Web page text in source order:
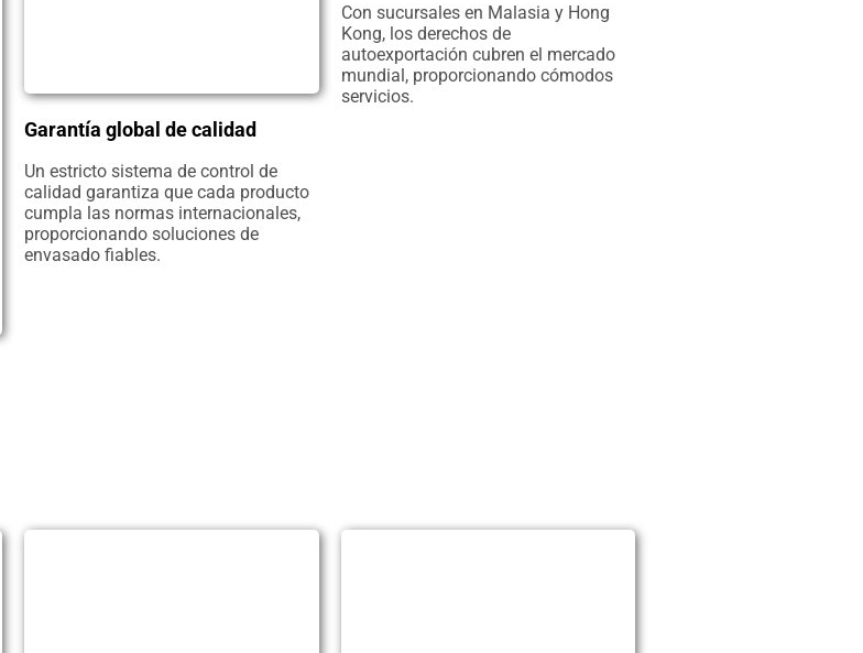
Garantía global de calidad
Un estricto sistema de control de
calidad garantiza que cada producto
cumpla las normas internacionales,
proporcionando soluciones de
envasado fiables.
Con sucursales en Malasia y Hong
Kong, los derechos de
autoexportación cubren el mercado
mundial, proporcionando cómodos
servicios.